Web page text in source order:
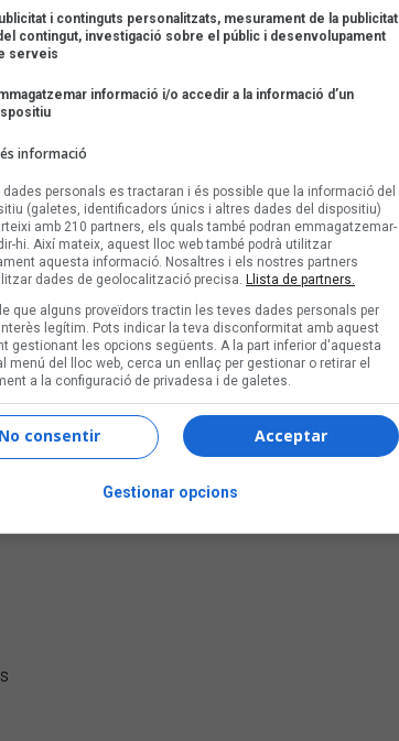
(*)
i continguts personalitzats, mesurament de la publicitat
contingut, investigació sobre el públic i desenvolupament
serveis
informació i/o accedir a la informació d’un
informació
dades personals es tractaran i és possible que la informació del
(galetes, identificadors únics i altres dades del dispositiu)
amb 210 partners, els quals també podran emmagatzemar-
hi. Així mateix, aquest lloc web també podrà utilitzar
aquesta informació. Nosaltres i els nostres partners
dades de geolocalització precisa. Llista de partners.
que alguns proveïdors tractin les teves dades personals per
legítim. Pots indicar la teva disconformitat amb aquest
gestionant les opcions següents. A la part inferior d'aquesta
menú del lloc web, cerca un enllaç per gestionar o retirar el
a la configuració de privadesa i de galetes.
Acceptar
No consentir
Gestionar opcions